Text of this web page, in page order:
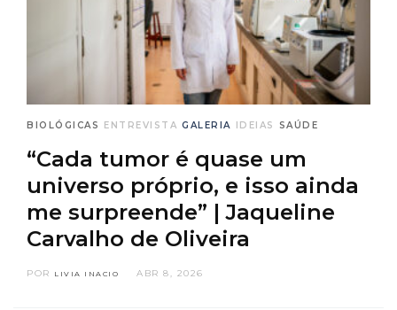
BIOLÓGICAS ENTREVISTA GALERIA IDEIAS SAÚDE
“Cada tumor é quase um
universo próprio, e isso ainda
me surpreende” | Jaqueline
Carvalho de Oliveira
POR LIVIA INACIO ABR 8, 2026